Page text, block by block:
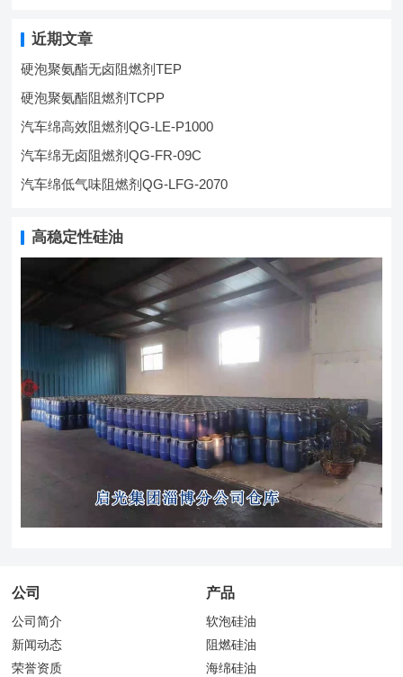
近期文章
硬泡聚氨酯无卤阻燃剂TEP
硬泡聚氨酯阻燃剂TCPP
汽车绵高效阻燃剂QG-LE-P1000
汽车绵无卤阻燃剂QG-FR-09C
汽车绵低气味阻燃剂QG-LFG-2070
高稳定性硅油
公司
公司简介
新闻动态
荣誉资质
产品
软泡硅油
阻燃硅油
海绵硅油